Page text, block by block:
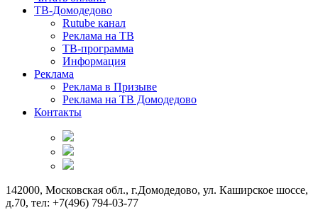
ТВ-Домодедово
Rutube канал
Реклама на ТВ
ТВ-программа
Информация
Реклама
Реклама в Призыве
Реклама на ТВ Домодедово
Контакты
142000, Московская обл., г.Домодедово, ул. Каширское шоссе,
д.70, тел: +7(496) 794-03-77